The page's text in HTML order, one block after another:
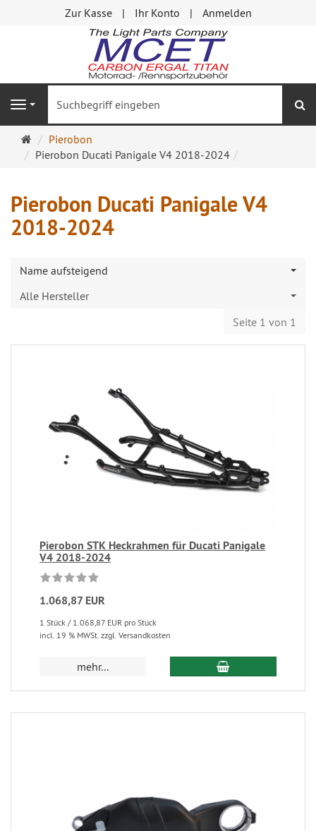
Zur Kasse Ihr Konto Anmelden
Navigation
Startseite
Pierobon
Pierobon Ducati Panigale V4 2018-2024
Pierobon Ducati Panigale V4
2018-2024
Name aufsteigend
Alle Hersteller
Seite 1 von 1
Pierobon STK Heckrahmen für Ducati Panigale
V4 2018-2024
1.068,87 EUR
1 Stück / 1.068,87 EUR pro Stück
incl. 19 % MWSt. zzgl. Versandkosten
mehr...